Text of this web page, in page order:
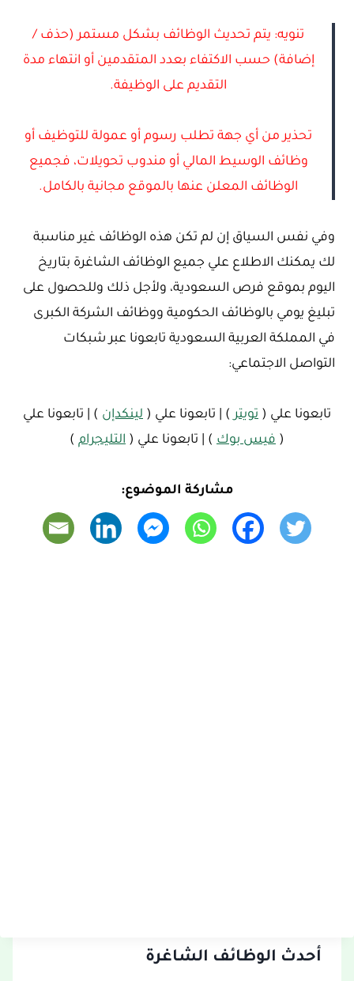
تنويه: يتم تحديث الوظائف بشكل مستمر (حذف /
إضافة) حسب الاكتفاء بعدد المتقدمين أو انتهاء مدة
التقديم على الوظيفة.
تحذير من أي جهة تطلب رسوم أو عمولة للتوظيف أو
وظائف الوسيط المالي أو مندوب تحويلات، فجميع
الوظائف المعلن عنها بالموقع مجانية بالكامل.
وفي نفس السياق إن لم تكن هذه الوظائف غير مناسبة
لك يمكنك الاطلاع علي جميع الوظائف الشاغرة بتاريخ
اليوم بموقع فرص السعودية، ولأجل ذلك وللحصول على
تبليغ يومي بالوظائف الحكومية ووظائف الشركة الكبرى
في المملكة العربية السعودية تابعونا عبر شبكات
التواصل الاجتماعي:
تابعونا علي ( تويتر ) | تابعونا علي ( لينكدإن ) | تابعونا علي
( فيس بوك ) | تابعونا علي ( التليجرام )
مشاركة الموضوع:
أحدث الوظائف الشاغرة